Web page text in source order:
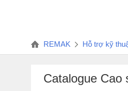
REMAK Hỗ trợ kỹ
Catalogue Cao